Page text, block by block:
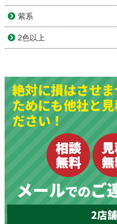
紫系
2色以上
絶対に損はさせ
ためにも他社と
ださい！
2店